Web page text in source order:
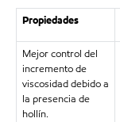
Propiedades
Mejor control del
incremento de
viscosidad debido a
la presencia de
hollín.